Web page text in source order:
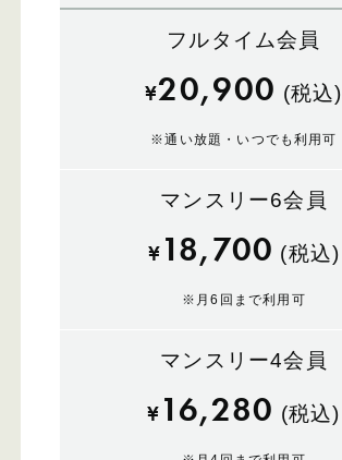
フルタイム会員
¥20,900 (税込)
※通い放題・いつでも利用可
マンスリー6会員
¥ 18,700 (税込)
※ 月6回まで利用可
マンスリー4会員
¥ 16,280 (税込)